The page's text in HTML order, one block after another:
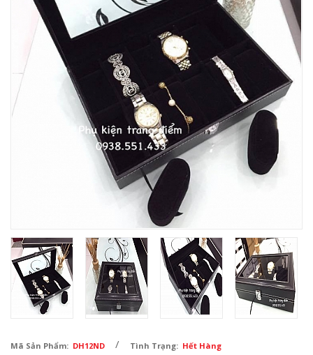
Mã Sản Phẩm: DH12ND / Tình Trạng: Hết Hàng